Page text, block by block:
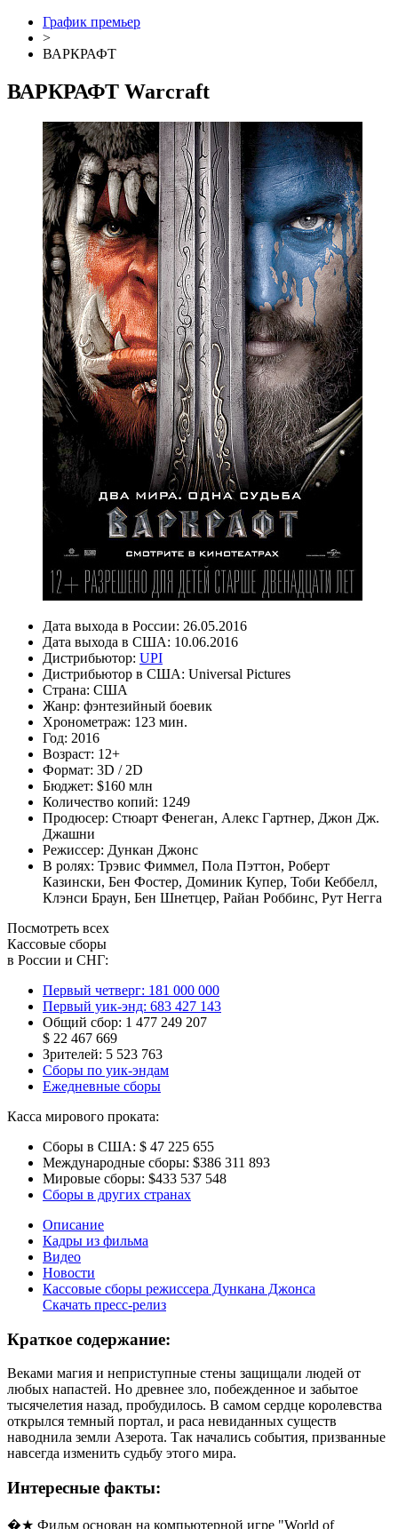
График премьер
>
ВАРКРАФТ
ВАРКРАФТ Warcraft
Дата выхода в России: 26.05.2016
Дата выхода в США: 10.06.2016
Дистрибьютор: UPI
Дистрибьютор в США: Universal Pictures
Страна: США
Жанр: фэнтезийный боевик
Хронометраж: 123 мин.
Год: 2016
Возраст: 12+
Формат: 3D / 2D
Бюджет: $160 млн
Количество копий: 1249
Продюсер: Стюарт Фенеган, Алекс Гартнер, Джон Дж.
Джашни
Режиссер: Дункан Джонс
В ролях: Трэвис Фиммел, Пола Пэттон, Роберт
Казински, Бен Фостер, Доминик Купер, Тоби Кеббелл,
Клэнси Браун, Бен Шнетцер, Райан Роббинс, Рут Негга
Посмотреть всех
Кассовые сборы
в России и СНГ:
Первый четверг: 181 000 000
Первый уик-энд: 683 427 143
Общий сбор: 1 477 249 207
$ 22 467 669
Зрителей: 5 523 763
Сборы по уик-эндам
Ежедневные сборы
Касса мирового проката:
Сборы в США: $ 47 225 655
Международные сборы: $386 311 893
Мировые сборы: $433 537 548
Сборы в других странах
Описание
Кадры из фильма
Видео
Новости
Кассовые сборы режиссера Дункана Джонса
Скачать пресс-релиз
Краткое содержание:
Веками магия и неприступные стены защищали людей от
любых напастей. Но древнее зло, побежденное и забытое
тысячелетия назад, пробудилось. В самом сердце королевства
открылся темный портал, и раса невиданных существ
наводнила земли Азерота. Так начались события, призванные
навсегда изменить судьбу этого мира.
Интересные факты:
�★ Фильм основан на компьютерной игре "World of